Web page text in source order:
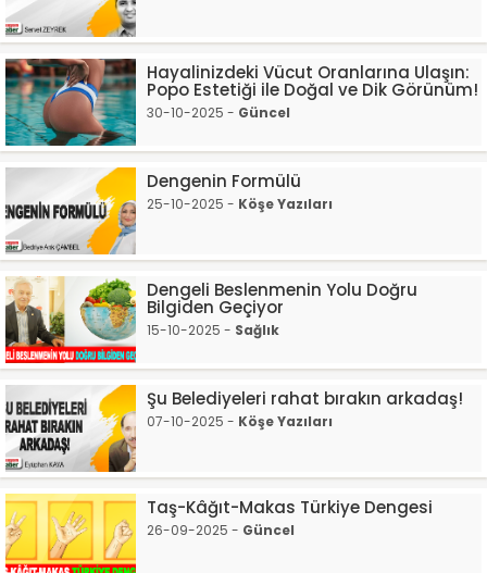
Hayalinizdeki Vücut Oranlarına Ulaşın:
Popo Estetiği ile Doğal ve Dik Görünüm!
30-10-2025 - Güncel
Dengenin Formülü
25-10-2025 - Köşe Yazıları
Dengeli Beslenmenin Yolu Doğru
Bilgiden Geçiyor
15-10-2025 - Sağlık
Şu Belediyeleri rahat bırakın arkadaş!
07-10-2025 - Köşe Yazıları
Taş-Kâğıt-Makas Türkiye Dengesi
26-09-2025 - Güncel